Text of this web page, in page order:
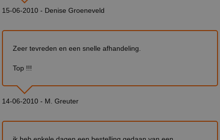
15-06-2010 - Denise Groeneveld
Zeer tevreden en een snelle afhandeling.
Top !!!
14-06-2010 - M. Greuter